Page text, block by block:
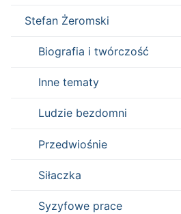
Stefan Żeromski
Biografia i twórczość
Inne tematy
Ludzie bezdomni
Przedwiośnie
Siłaczka
Syzyfowe prace